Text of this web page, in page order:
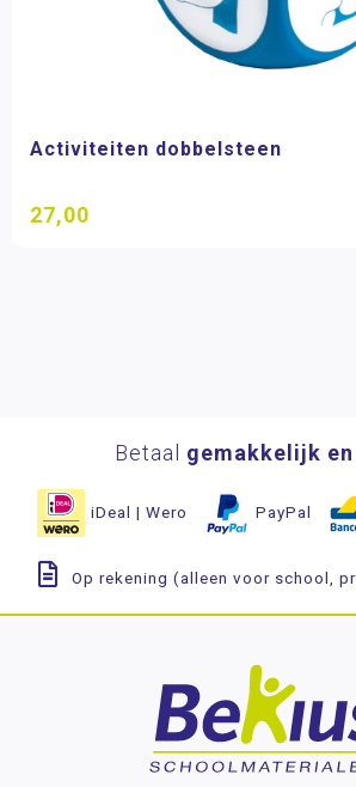
Activiteiten dobbelsteen
27,00
Betaal gemakkelijk
iDeal | Wero PayPal
Op rekening (alleen voor school,